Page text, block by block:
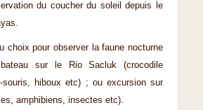
du coucher du soleil depuis le
choix pour observer la faune nocturne
sur le Rio Sacluk (crocodile
souris, hiboux etc) ; ou excursion sur
amphibiens, insectes etc).